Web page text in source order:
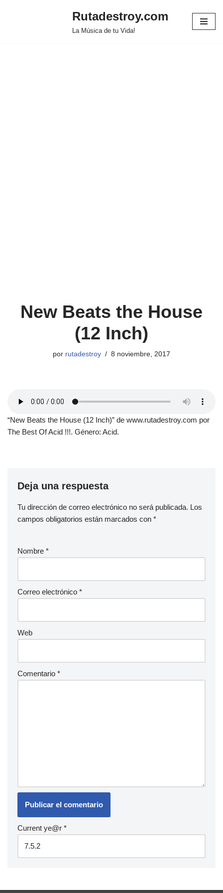
Rutadestroy.com
La Música de tu Vida!
New Beats the House
(12 Inch)
por rutadestroy 8 noviembre, 2017
“New Beats the House (12 Inch)” de www.rutadestroy.com por
The Best Of Acid !!!. Género: Acid.
Deja una respuesta
Tu dirección de correo electrónico no será publicada. Los
campos obligatorios están marcados con *
Nombre *
Correo electrónico *
Web
Comentario *
Current ye@r *